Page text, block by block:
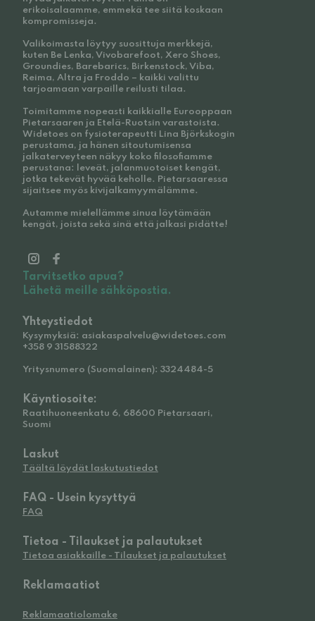
erikoisalaamme, emmekä tee siitä koskaan
kompromisseja.
Valikoimasta löytyy suosittuja merkkejä,
kuten Be Lenka, Vivobarefoot, Xero Shoes,
Groundies, Barebarics, Birkenstock, Viba,
Reima, Altra ja Froddo – kaikki valittu
tarjoamaan varpaille reilusti tilaa.
Toimitamme nopeasti kaikkialle Eurooppaan
Pietarsaaren ja Etelä-Ruotsin varastoista.
Widetoes on fysioterapeutti Lina Björkskogin
perustama, ja hänen sitoutumisensa
jalkaterveyteen näkyy koko filosofiamme
perustana: leveät, jalanmuotoiset kengät,
jotka tekevät hyvää keholle. Pietarsaaressa
sijaitsee myös kivijalkamyymälämme.
Autamme mielellämme sinua löytämään
kengät, joista sekä sinä että jalkasi pidätte!
Tarvitsetko apua?
Lähetä meille sähköpostia.
Yhteystiedot
Kysymyksiä: asiakaspalvelu@widetoes.com
+358 9 31588322
Yritysnumero (Suomalainen): 3324484-5
Käyntiosoite:
Raatihuoneenkatu 6, 68600 Pietarsaari,
Suomi
Laskut
Täältä löydät laskutustiedot
FAQ - Usein kysyttyä
FAQ
Tietoa - Tilaukset ja palautukset
Tietoa asiakkaille - Tilaukset ja palautukset
Reklamaatiot
Reklamaatiolomake